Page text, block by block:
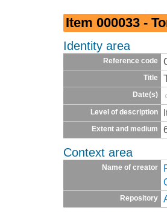
Item 000033 -
Identity area
Reference code
Title
Date(s)
Level of description
Extent and medium
Context area
Name of creator
Repository